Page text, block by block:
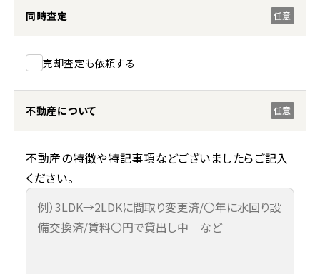
同時査定 任意
売却査定も依頼する
不動産について 任意
不動産の特徴や特記事項などございましたらご記入
ください。